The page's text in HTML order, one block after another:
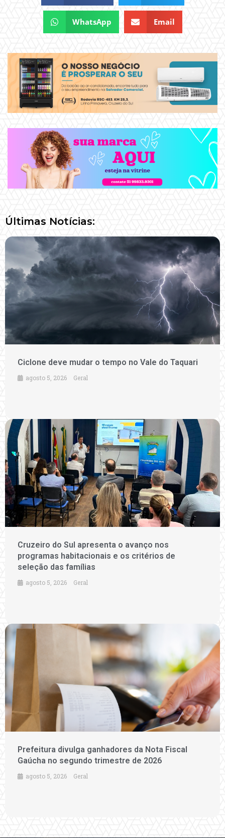
WhatsApp Email
Últimas Notícias:
Ciclone deve mudar o tempo no Vale do Taquari
agosto 5, 2026 Geral
Cruzeiro do Sul apresenta o avanço nos
programas habitacionais e os critérios de
seleção das famílias
agosto 5, 2026 Geral
Prefeitura divulga ganhadores da Nota Fiscal
Gaúcha no segundo trimestre de 2026
agosto 5, 2026 Geral